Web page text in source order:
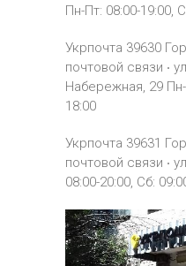
Пн-Пт: 08:00-19:00,
Укрпочта 39630
почтовой связи ‧
Набережная, 29
18:00
Укрпочта 39631
почтовой связи ‧
08:00-20:00, Сб: